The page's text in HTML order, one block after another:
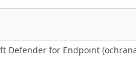
Defender for Endpoint